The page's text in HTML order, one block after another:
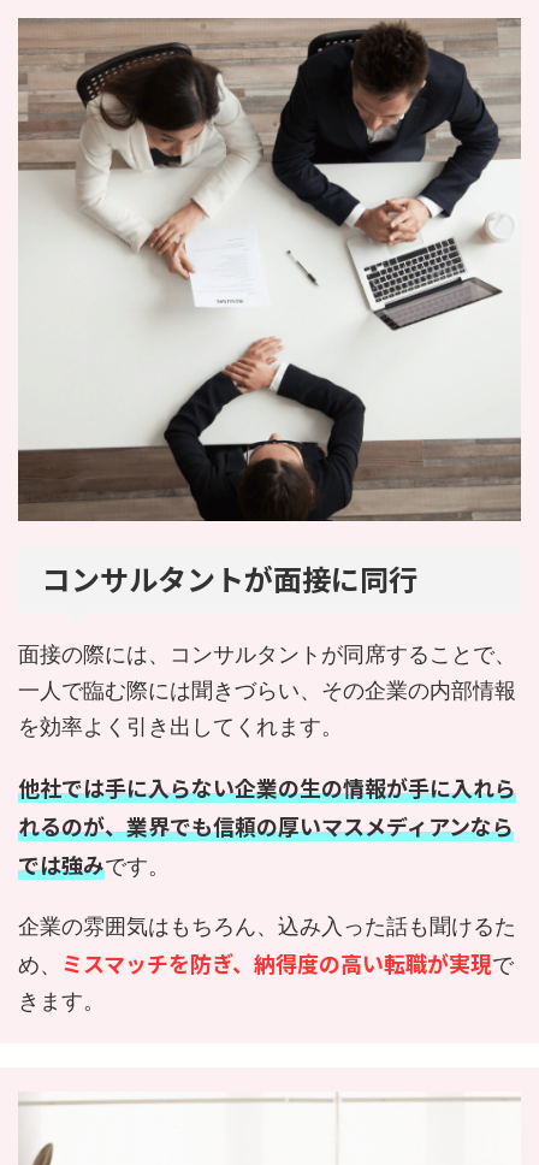
コンサルタントが面接に同行
面接の際には、コンサルタントが同席することで、
一人で臨む際には聞きづらい、その企業の内部情報
を効率よく引き出してくれます。
他社では手に入らない企業の生の情報が手に入れら
れるのが、業界でも信頼の厚いマスメディアンなら
では強みです。
企業の雰囲気はもちろん、込み入った話も聞けるた
め、 ミスマッチを防ぎ、納得度の高い転職が実現で
きます。